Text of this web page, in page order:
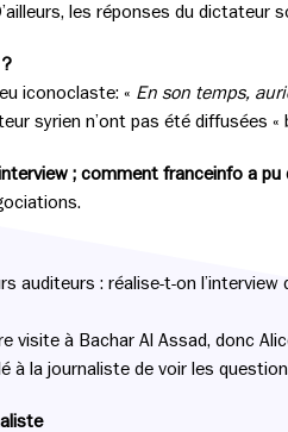
les réponses du dictateur
iconoclaste: « En son temps,
syrien n’ont pas été diffusées
; comment franceinfo a
auditeurs : réalise-t-on l’interview
visite à Bachar Al Assad, donc
à la journaliste de voir les